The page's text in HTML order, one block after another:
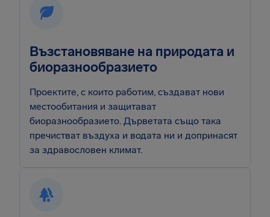
Възстановяване на природата и
биоразнообразието
Проектите, с които работим, създават нови
местообитания и защитават
биоразнообразието. Дърветата също така
пречистват въздуха и водата ни и допринасят
за здравословен климат.